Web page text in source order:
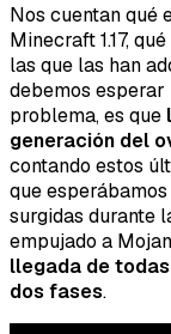
Nos cuentan qué
Minecraft 1.17,
las que las han
debemos
problema, es que
generación del
contando estos
que
surgidas durante
empujado a
llegada de
dos fases.